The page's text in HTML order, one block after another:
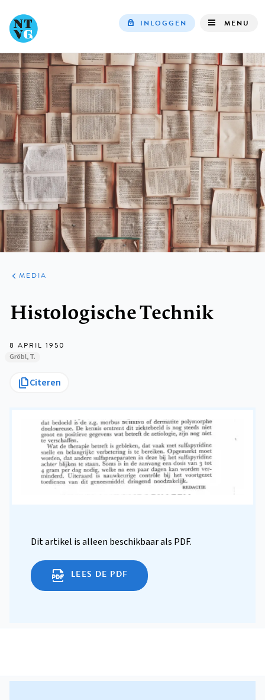
navigation
INLOGGEN MENU
ARTIKELEN
VARIA
MEDIA
Histologische Technik
8 APRIL 1950
Gröbl, T.
Citeren
Dit artikel is alleen beschikbaar als PDF.
LEES DE PDF